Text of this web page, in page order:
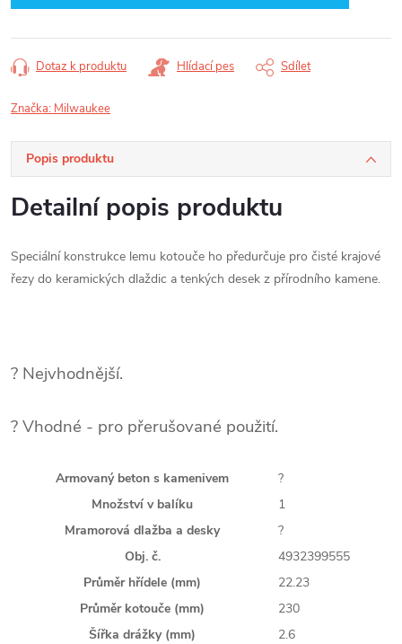
Dotaz k produktu Hlídací pes Sdílet
Značka: Milwaukee
Popis produktu
Detailní popis produktu
Speciální konstrukce lemu kotouče ho předurčuje pro čisté krajové
řezy do keramických dlaždic a tenkých desek z přírodního kamene.
? Nejvhodnější.
? Vhodné - pro přerušované použití.
Armovaný beton s kamenivem
?
Množství v balíku
1
Mramorová dlažba a desky
?
Obj. č.
4932399555
Průměr hřídele (mm)
22.23
Průměr kotouče (mm)
230
Šířka drážky (mm)
2.6